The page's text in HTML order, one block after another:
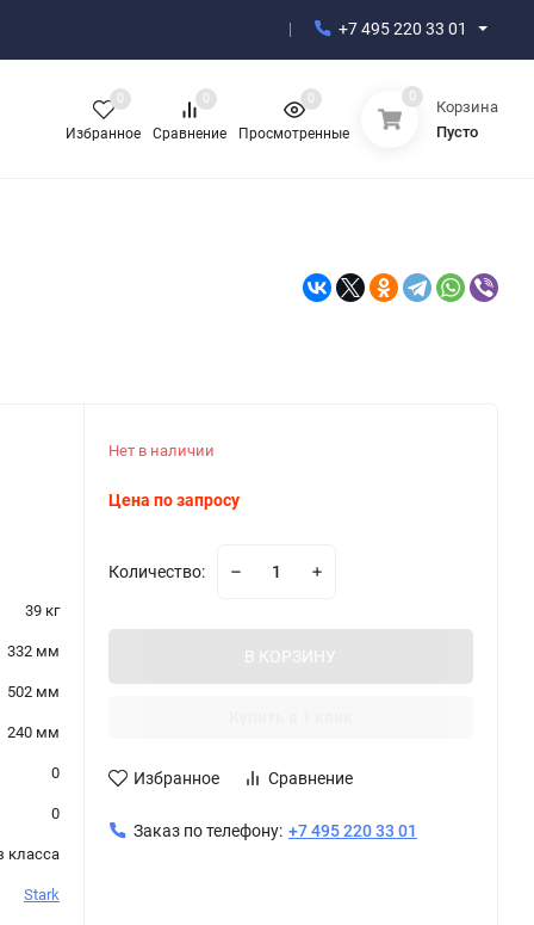
+7 495 220 33 01
Избранное
0
Сравнение
0
Просмотренные
0 0
Корзина
Пусто
39 кг
332 мм
502 мм
240 мм
0
0
класса
Stark
Нет в наличии
Цена по запросу
Количество:
В КОРЗИНУ
Избранное Сравнение
Заказ по телефону: +7 495 220 33 01